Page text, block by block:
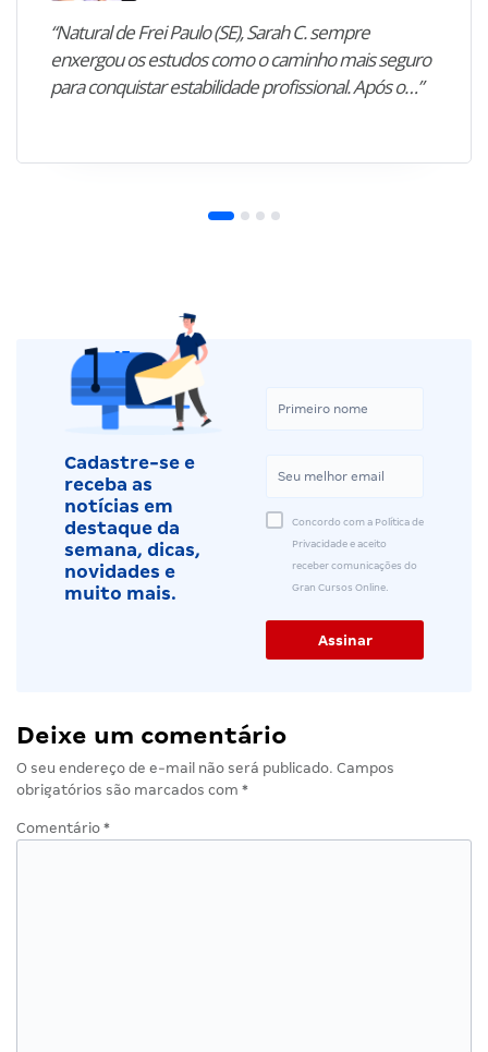
“Natural de Frei Paulo (SE), Sarah C. sempre
enxergou os estudos como o caminho mais seguro
para conquistar estabilidade profissional. Após o…”
Cadastre-se e
receba as
notícias em
destaque da
semana, dicas,
novidades e
muito mais.
Concordo com a Política de
Privacidade e aceito
receber comunicações do
Gran Cursos Online.
Deixe um comentário
O seu endereço de e-mail não será publicado. Campos
obrigatórios são marcados com *
Comentário *